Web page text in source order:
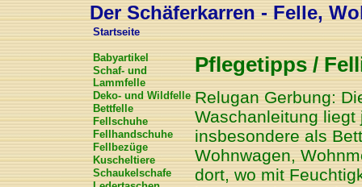
Der Schäferkarren - Felle,
Startseite
Babyartikel
Schaf- und
Lammfelle
Deko- und Wildfelle
Bettfelle
Fellschuhe
Fellhandschuhe
Fellbezüge
Kuscheltiere
Schaukelschafe
Pflegetipps /
Relugan Gerbung:
Waschanleitung
insbesondere als
Wohnwagen,
dort, wo mit